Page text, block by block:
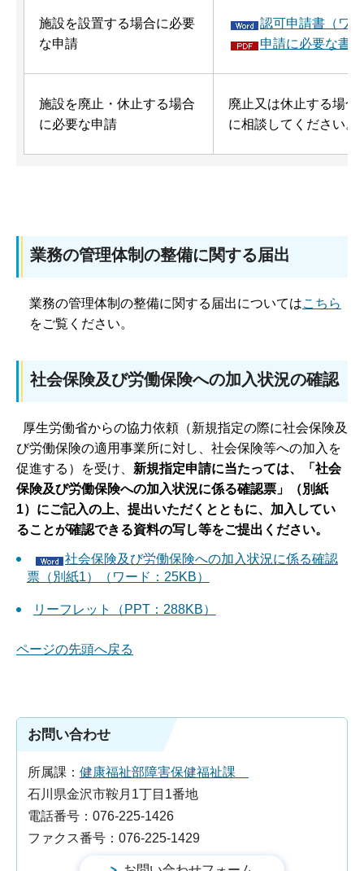
施設を設置する場合に必要
な申請
認可申請書（ワ
申請に必要な書
施設を廃止・休止する場合
に必要な申請
廃止又は休止する場合
に相談してください。
業務の管理体制の整備に関する届出
業務の管理体制の整備に関する届出についてはこちら
をご覧ください。
社会保険及び労働保険への加入状況の確認
厚生労働省からの協力依頼（新規指定の際に社会保険及
び労働保険の適用事業所に対し、社会保険等への加入を
促進する）を受け、 新規指定申請に当たっては、「社会
保険及び労働保険への加入状況に係る確認票」（別紙
1）にご記入の上、提出いただくとともに、加入してい
ることが確認できる資料の写し等をご提出ください。
社会保険及び労働保険への加入状況に係る確認
票（別紙1）（ワード：25KB）
リーフレット（PPT：288KB）
ページの先頭へ戻る
お問い合わせ
所属課： 健康福祉部障害保健福祉課
石川県金沢市鞍月1丁目1番地
電話番号：076-225-1426
ファクス番号：076-225-1429